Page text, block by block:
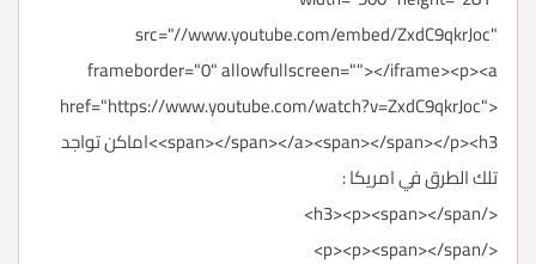
src="//www.youtube.com/embed/ZxdC9qkrJoc"
frameborder="0" allowfullscreen=""></iframe><p><a
href="https://www.youtube.com/watch?v=ZxdC9qkrJoc">
<span></span></a><span></span></p><h3>اماكن تواجد
تلك الطرق في امريكا :
</h3><p><span></span>
</p><p><span></span>